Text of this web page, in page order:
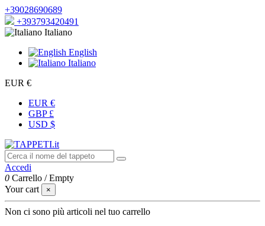
+39028690689
+393793420491
Italiano
English
Italiano
EUR €
EUR €
GBP £
USD $
Accedi
0 Carrello /Empty
Your cart
×
Non ci sono più articoli nel tuo carrello